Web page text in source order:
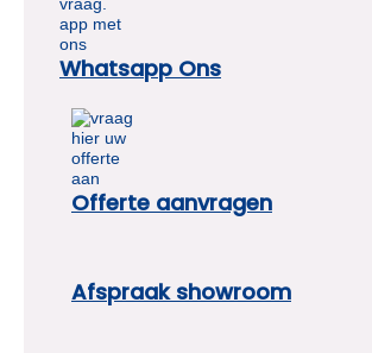
Whatsapp Ons
Offerte aanvragen
Afspraak showroom